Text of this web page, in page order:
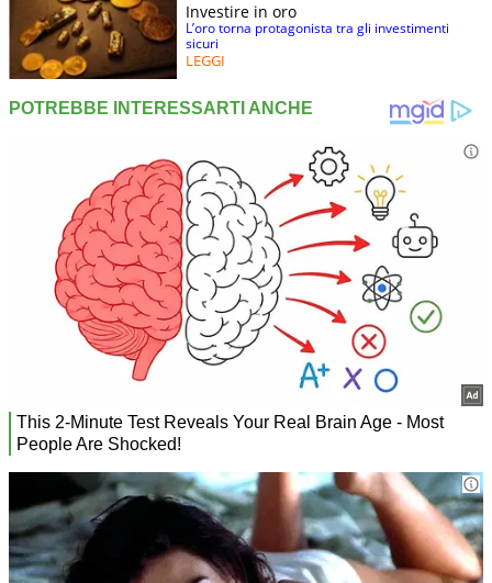
Investire in oro
L’oro torna protagonista tra gli investimenti
sicuri
LEGGI